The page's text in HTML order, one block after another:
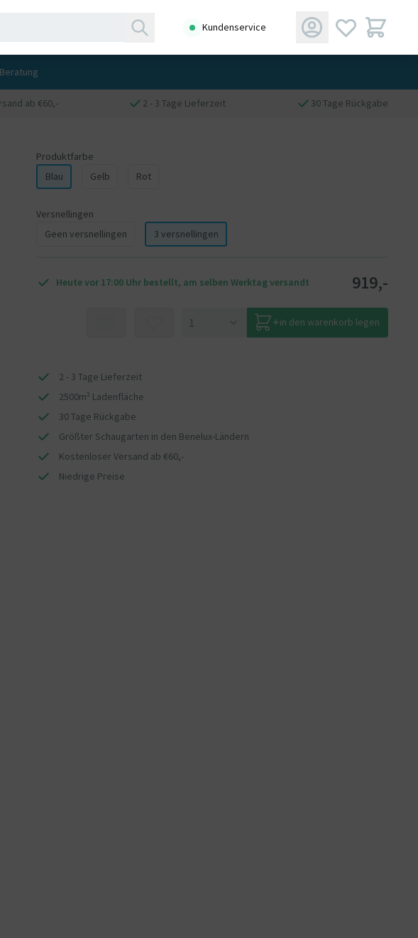
Kundenservice
ab €60,- 2 - 3 Tage Lieferzeit 30 Tage Rückgabe
Produktfarbe
Blau
Gelb Rot
Versnellingen
Geen versnellingen
3 versnellingen
Heute vor 17:00 Uhr bestellt, am selben Werktag versandt 919,-
in den warenkorb legen
2 - 3 Tage Lieferzeit
2500m² Ladenfläche
30 Tage Rückgabe
Größter Schaugarten in den Benelux-Ländern
Kostenloser Versand ab €60,-
Niedrige Preise